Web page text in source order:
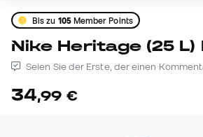
Bis zu 105Member Points
Nike Heritage (25
Seien Sie der Erste, der einen
34,99 €